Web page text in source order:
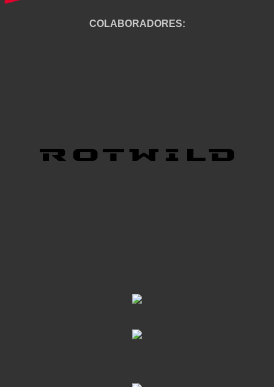
COLABORADORES: